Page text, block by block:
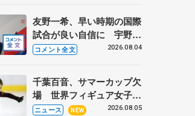
友野一希、早い時期の国際
試合が良い自信に 宇野昌
磨の現役復帰に思っている
トロフィーフリー後】
コメント全文 2026.08.04
千葉百音、サマーカップ欠
場 世界フィギュア女子2
位
ニュース NEW 2026.08.05